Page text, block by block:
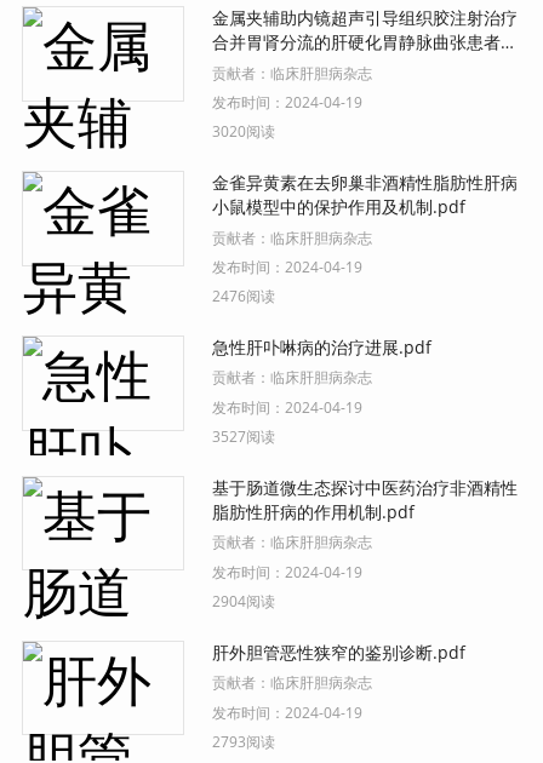
金属夹辅助内镜超声引导组织胶注射治疗
合并胃肾分流的肝硬化胃静脉曲张患者的
效果初探.pdf
贡献者： 临床肝胆病杂志
发布时间： 2024-04-19
3020阅读
金雀异黄素在去卵巢非酒精性脂肪性肝病
小鼠模型中的保护作用及机制.pdf
贡献者： 临床肝胆病杂志
发布时间： 2024-04-19
2476阅读
急性肝卟啉病的治疗进展.pdf
贡献者： 临床肝胆病杂志
发布时间： 2024-04-19
3527阅读
基于肠道微生态探讨中医药治疗非酒精性
脂肪性肝病的作用机制.pdf
贡献者： 临床肝胆病杂志
发布时间： 2024-04-19
2904阅读
肝外胆管恶性狭窄的鉴别诊断.pdf
贡献者： 临床肝胆病杂志
发布时间： 2024-04-19
2793阅读